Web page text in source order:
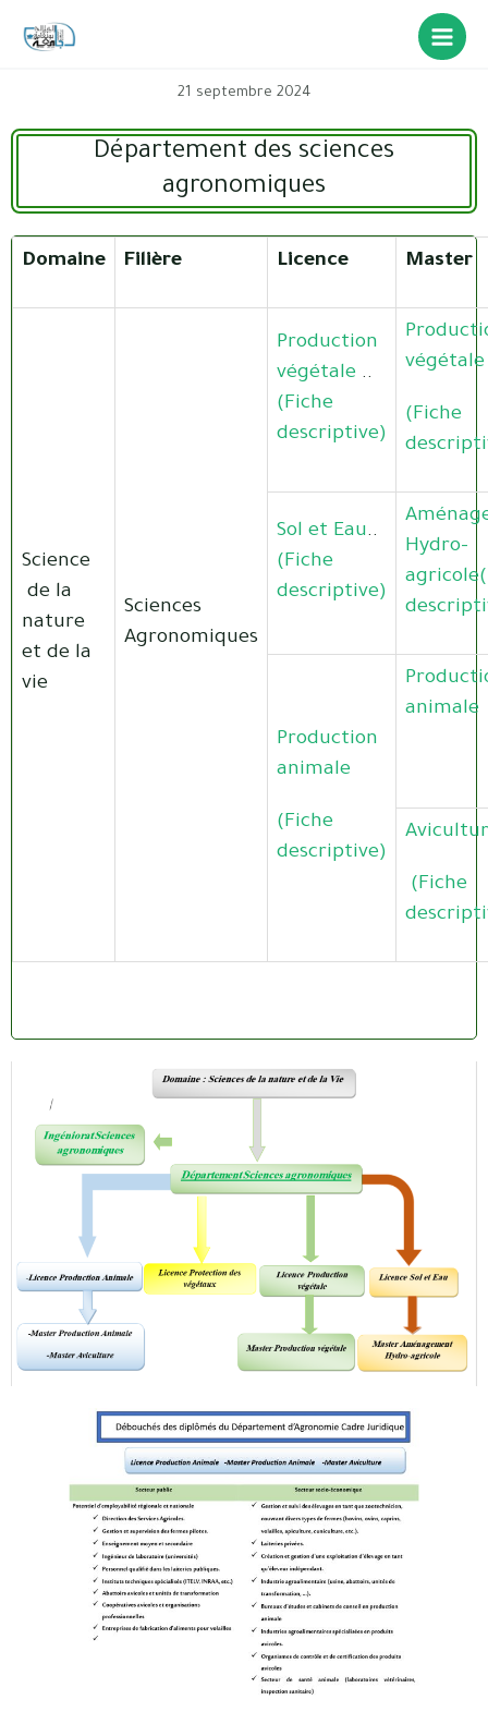
21 septembre 2024
Département des sciences
agronomiques
Domaine Filière Licence Master
Science
de la
nature
et de la
vie
Sciences
Agronomiques
Production
végétale ..
(Fiche
descriptive)
végétale
(Fiche
Sol et Eau..
(Fiche
descriptive)
Hydro-
agricole
Production
animale
(Fiche
descriptive)
animale
(Fiche